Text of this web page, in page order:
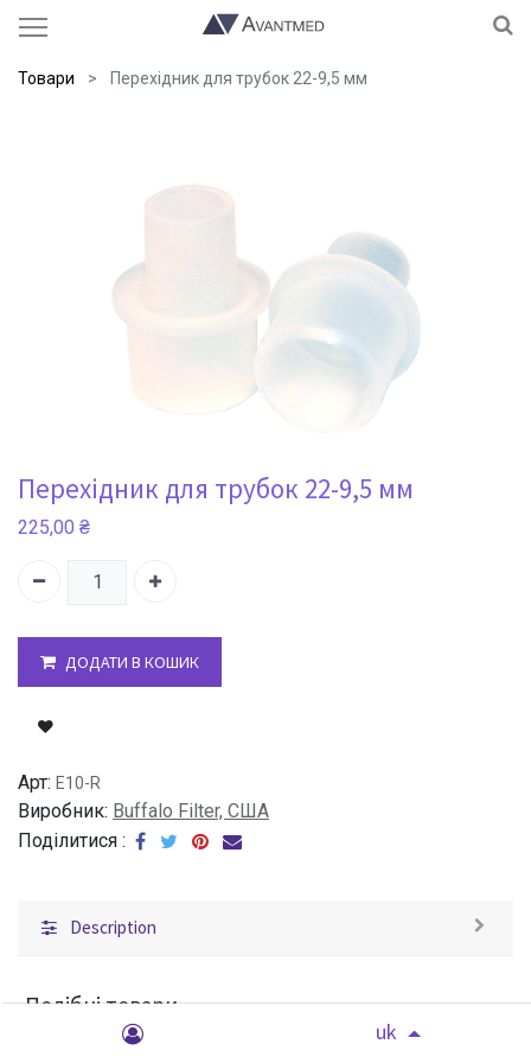
uk
Товари Перехідник для трубок 22-9,5 мм
Перехідник для трубок 22-9,5 мм
225,00 ₴
ДОДАТИ В КОШИК
Арт: E10-R
Виробник: Buffalo Filter, США
Поділитися :
Description
Подібні товари